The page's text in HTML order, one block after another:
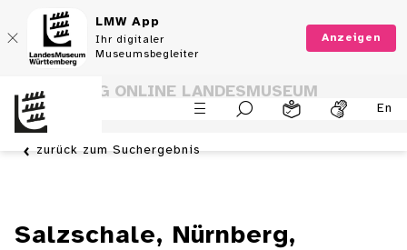
LMW App
Ihr digitaler
Museumsbegleiter
Anzeigen
En
SAMMLUNG ONLINE LANDESMUSEUM
WÜRTTEMBERG
zurück zum Suchergebnis
Salzschale, Nürnberg,